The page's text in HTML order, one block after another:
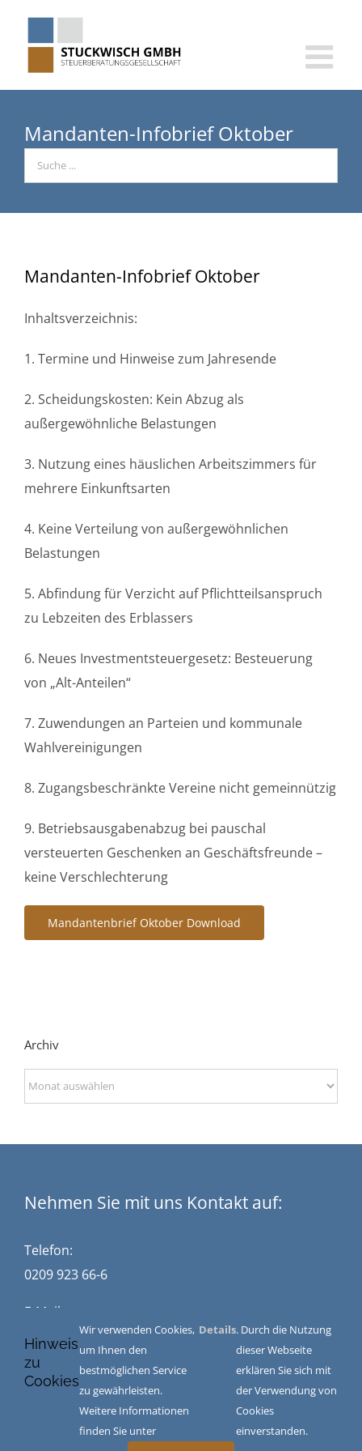
Mandanten-Infobrief Oktober
Mandanten-Infobrief Oktober
Inhaltsverzeichnis:
1. Termine und Hinweise zum Jahresende
2. Scheidungskosten: Kein Abzug als
außergewöhnliche Belastungen
3. Nutzung eines häuslichen Arbeitszimmers für
mehrere Einkunftsarten
4. Keine Verteilung von außergewöhnlichen
Belastungen
5. Abfindung für Verzicht auf Pflichtteilsanspruch
zu Lebzeiten des Erblassers
6. Neues Investmentsteuergesetz: Besteuerung
von „Alt-Anteilen“
7. Zuwendungen an Parteien und kommunale
Wahlvereinigungen
8. Zugangsbeschränkte Vereine nicht gemeinnützig
9. Betriebsausgabenabzug bei pauschal
versteuerten Geschenken an Geschäftsfreunde –
keine Verschlechterung
Mandantenbrief Oktober Download
Archiv
Archiv
Nehmen Sie mit uns Kontakt auf:
Telefon:
0209 923 66-6
E-Mail:
kontakt@stuckwisch.de
Impressum|Datenschutz
Hinweis
zu
Cookies
Wir verwenden Cookies,
um Ihnen den
bestmöglichen Service
zu gewährleisten.
Weitere Informationen
finden Sie unter
Details. Durch die Nutzung
dieser Webseite
erklären Sie sich mit
der Verwendung von
Cookies
einverstanden.